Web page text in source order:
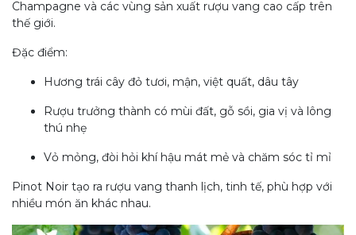
Champagne và các vùng sản xuất rượu vang cao cấp trên
thế giới.
Đặc điểm:
Hương trái cây đỏ tươi, mận, việt quất, dâu tây
Rượu trưởng thành có mùi đất, gỗ sồi, gia vị và lông
thú nhẹ
Vỏ mỏng, đòi hỏi khí hậu mát mẻ và chăm sóc tỉ mỉ
Pinot Noir tạo ra rượu vang thanh lịch, tinh tế, phù hợp với
nhiều món ăn khác nhau.